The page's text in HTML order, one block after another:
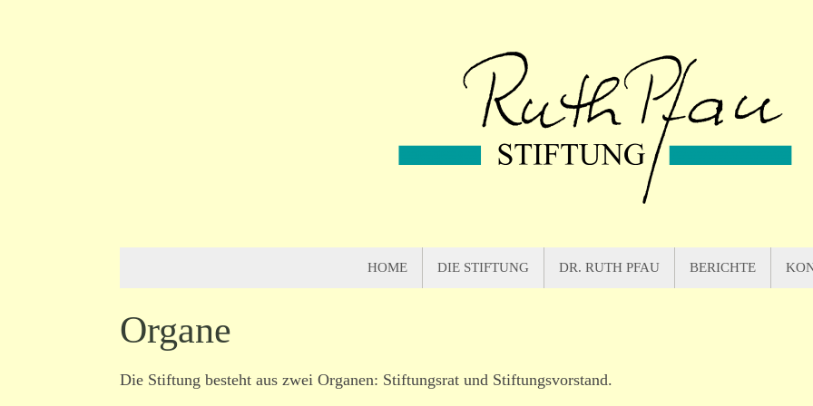
HOME DIE STIFTUNG DR. RUTH PFAU BERICHTE
Organe
Die Stiftung besteht aus zwei Organen: Stiftungsrat und Stiftungsvorstand.